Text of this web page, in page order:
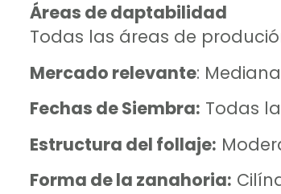
Áreas de daptabilidad
Todas las áreas de
Mercado relevante:
Fechas de Siembra: Todas
Estructura del follaje:
Forma de la zanahoria: